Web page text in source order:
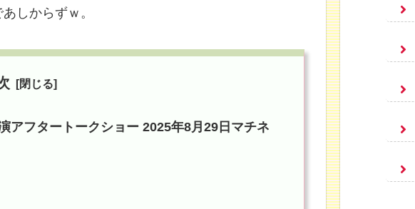
しからずｗ。
アフタートークショー 2025年8月29日マチネ